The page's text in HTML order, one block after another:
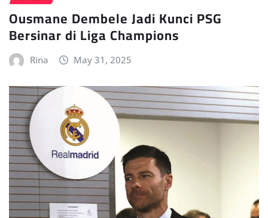
Ousmane Dembele Jadi Kunci PSG
Bersinar di Liga Champions
Rina May 31, 2025